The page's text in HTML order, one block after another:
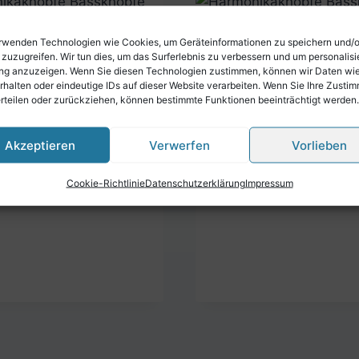
Technologien wie Cookies, um Geräteinformationen zu speichern und/
Wir tun dies, um das Surferlebnis zu verbessern und um
anzuzeigen. Wenn Sie diesen Technologien zustimmen, können wir Daten
oder eindeutige IDs auf dieser Website verarbeiten. Wenn Sie Ihre
oder zurückziehen, können bestimmte Funktionen beeinträchtigt werden.
Akzeptieren Verwerfen Vorlieben
Cookie-RichtlinieDatenschutzerklärungImpressum
Olive
Harmonikaknöpfe
Bassknöpfe Wenge